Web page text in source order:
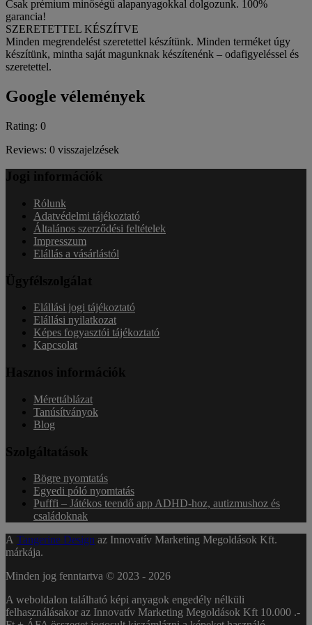
Csak prémium minőségű alapanyagokkal dolgozunk. 100%
garancia!
SZERETETTEL KÉSZÍTVE
Minden megrendelést szeretettel készítünk. Minden terméket úgy
készítünk, mintha saját magunknak készítenénk – odafigyeléssel és
szeretettel.
Google vélemények
Rating: 0
Reviews: 0 visszajelzések
Jogi információk
Rólunk
Adatvédelmi tájékoztató
Általános szerződési feltételek
Impresszum
Elállás a vásárlástól
Ügyfélszolgálat
Elállási jogi tájékoztató
Elállási nyilatkozat
Képes fogyasztói tájékoztató
Kapcsolat
Hasznos információk
Mérettáblázat
Tanúsítványok
Blog
Szolgáltatások
Bögre nyomtatás
Egyedi póló nyomtatás
Pufffi – Játékos teendő app ADHD-hoz, autizmushoz és
családoknak
A Tangerine Design az Innovatív Marketing Megoldások Kft.
márkája.
Minden jog fenntartva © 2023 - 2026
A weboldalon található képi anyagok engedély nélküli
felhasználásakor az Innovatív Marketing Megoldások Kft 10.000 .-